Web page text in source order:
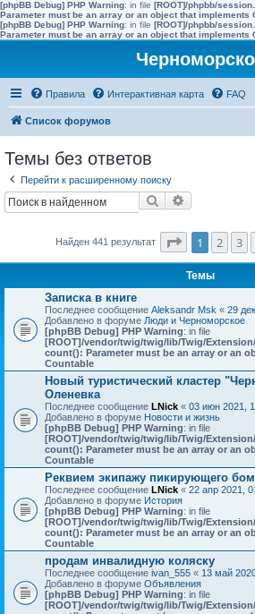
[phpBB Debug] PHP Warning: in file [ROOT]/phpbb/
Parameter must be an array or an object that implements
[phpBB Debug] PHP Warning: in file [ROOT]/phpbb/
Parameter must be an array or an object that implements
Правила Интерактивная карта FAQ
Список форумов
Темы без ответов
Перейти к расширенному поиску
Поиск
Найден 441 результат Страница1
1 2 3
Темы
Записка в книге
Последнее сообщение Aleksandr Msk « 29
Добавлено в форуме Люди и Черноморское
[phpBB Debug] PHP Warning: in file
[ROOT]/vendor/twig/twig/lib/Twig/
count(): Parameter must be an array or an
Countable
Новый туристический кластер
Оленевка
Последнее сообщение LNick « 03 июн 2021,
Добавлено в форуме Новости и жизнь
[phpBB Debug] PHP Warning: in file
[ROOT]/vendor/twig/twig/lib/Twig/
count(): Parameter must be an array or an
Countable
Реквием экипажу пикирующего
Последнее сообщение LNick « 22 апр 2021,
Добавлено в форуме История
[phpBB Debug] PHP Warning: in file
[ROOT]/vendor/twig/twig/lib/Twig/
count(): Parameter must be an array or an
Countable
продам инвалидную коляску
Последнее сообщение ivan_555 « 13 май
Добавлено в форуме Объявления
[phpBB Debug] PHP Warning: in file
[ROOT]/vendor/twig/twig/lib/Twig/